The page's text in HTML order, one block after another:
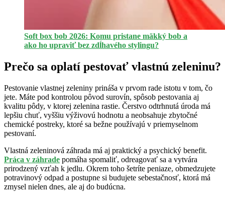
Soft box bob 2026: Komu pristane mäkký bob a
ako ho upraviť bez zdĺhavého stylingu?
Prečo sa oplatí pestovať vlastnú zeleninu?
Pestovanie vlastnej zeleniny prináša v prvom rade istotu v tom, čo
jete. Máte pod kontrolou pôvod surovín, spôsob pestovania aj
kvalitu pôdy, v ktorej zelenina rastie. Čerstvo odtrhnutá úroda má
lepšiu chuť, vyššiu výživovú hodnotu a neobsahuje zbytočné
chemické postreky, ktoré sa bežne používajú v priemyselnom
pestovaní.
Vlastná zeleninová záhrada má aj praktický a psychický benefit.
Práca v záhrade pomáha spomaliť, odreagovať sa a vytvára
prirodzený vzťah k jedlu. Okrem toho šetríte peniaze, obmedzujete
potravinový odpad a postupne si budujete sebestačnosť, ktorá má
zmysel nielen dnes, ale aj do budúcna.